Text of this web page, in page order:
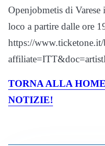
Openjobmetis di
loco a partire dalle ore
https://
TORNA ALLA
NOTIZIE!